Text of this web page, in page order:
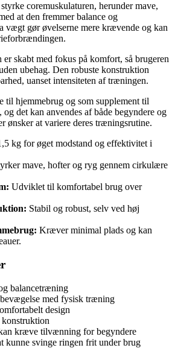
coremuskulaturen, herunder mave,
at den fremmer balance og
vægt gør øvelserne mere krævende og kan
skabt med fokus på komfort, så brugeren
ubehag. Den robuste konstruktion
uanset intensiteten af træningen.
til hjemmebrug og som supplement til
det kan anvendes af både begyndere og
ønsker at variere deres træningsrutine.
kg for øget modstand og effektivitet i
mave, hofter og ryg gennem cirkulære
Udviklet til komfortabel brug over
Stabil og robust, selv ved høj
Kræver minimal plads og kan
balancetræning
med fysisk træning
design
kræve tilvænning for begyndere
kunne svinge ringen frit under brug